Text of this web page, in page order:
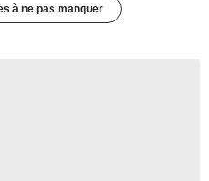
à ne pas manquer